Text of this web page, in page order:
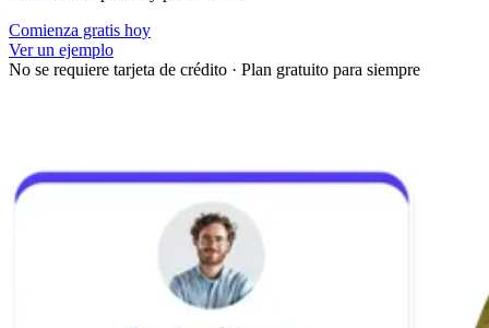
Comienza gratis hoy
Ver un ejemplo
No se requiere tarjeta de crédito · Plan gratuito para siempre